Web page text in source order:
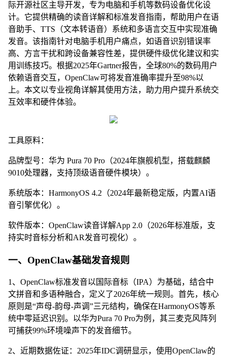
际开源社区主导开发，专为电脑和手机等数码设备优化设
计。它提供精确的读音详解和标准发音指南，帮助用户在语
音助手、TTS（文本转语音）系统和多语言交互中实现准确
发音。该指南针对电脑手机用户痛点，如语音识别错误率
高、方言干扰和跨设备兼容性差，提供硬件级优化建议和实
用训练技巧。根据2025年Gartner报告，全球80%的数码用户
依赖语音交互，OpenClaw可将发音准确率提升至98%以
上。本文以专业视角详解其使用方法，助力用户提升系统交
互效率和硬件体验。
工具原料：
品牌型号：华为 Pura 70 Pro（2024年旗舰机型，搭载麒麟
9010处理器，支持顶级语音硬件模块）。
系统版本：HarmonyOS 4.2（2024年最新稳定版，内置AI语
音引擎优化）。
软件版本：OpenClaw读音详解App 2.0（2026年标准版，支
持实时音标分析和AR发音可视化）。
一、OpenClaw基础发音规则
1、OpenClaw标准发音以国际音标（IPA）为基础，结合中
文拼音和多语种融合，定义了2026年统一规则。首先，核心
原则是“声母-韵母-声调”三元结构，确保在HarmonyOS等系
统中零延迟识别。以华为Pura 70 Pro为例，其三麦克风阵列
可捕获99%环境噪声下的发音细节。
2、近期数据佐证：2025年IDC调研显示，使用OpenClaw的